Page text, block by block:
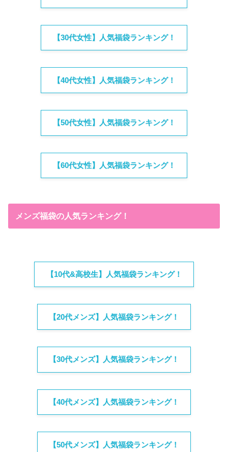
【30代女性】人気福袋ランキング！
【40代女性】人気福袋ランキング！
【50代女性】人気福袋ランキング！
【60代女性】人気福袋ランキング！
メンズ福袋の人気ランキング！
【10代&高校生】人気福袋ランキング！
【20代メンズ】人気福袋ランキング！
【30代メンズ】人気福袋ランキング！
【40代メンズ】人気福袋ランキング！
【50代メンズ】人気福袋ランキング！